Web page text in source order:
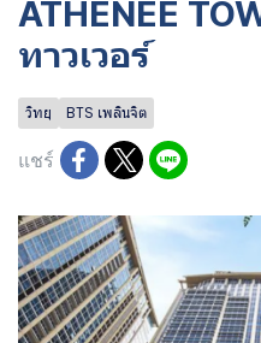
ATHENEE
ทาวเวอร์
วิทยุ BTS เพลินจิต
แชร์